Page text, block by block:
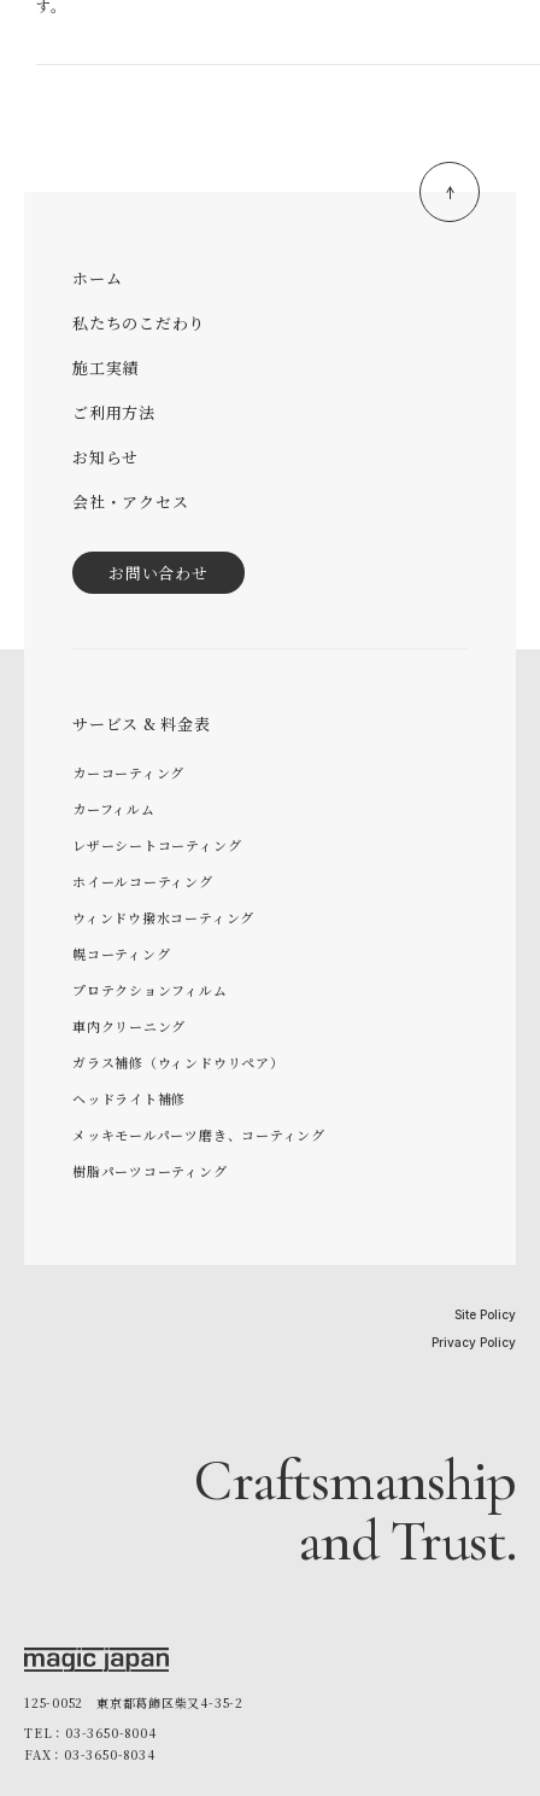
す。
ホーム
私たちのこだわり
施工実績
ご利用方法
お知らせ
会社・アクセス
お問い合わせ
サービス & 料金表
カーコーティング
カーフィルム
レザーシートコーティング
ホイールコーティング
ウィンドウ撥水コーティング
幌コーティング
プロテクションフィルム
車内クリーニング
ガラス補修（ウィンドウリペア）
ヘッドライト補修
メッキモールパーツ磨き、コーティング
樹脂パーツコーティング
Site Policy
Privacy Policy
Craftsmanship
and Trust.
125-0052 東京都葛飾区柴又4-35-2
TEL：03-3650-8004
FAX：03-3650-8034